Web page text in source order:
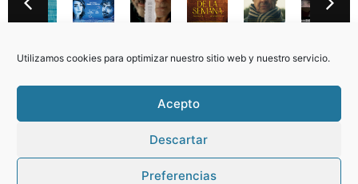
Utilizamos cookies para optimizar nuestro sitio web y nuestro servicio.
Acepto
Descartar
Preferencias
El
trono
L
´Acquario
PathosEl
Rey
de
© 2021. Todos los derechos reservados by KIKAKILLSPRODUCCIONES.